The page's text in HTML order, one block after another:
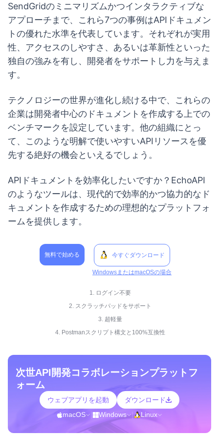
SendGridのミニマリズムかつインタラクティブな
アプローチまで、これら7つの事例はAPIドキュメン
トの優れた水準を代表しています。それぞれが実用
性、アクセスのしやすさ、あるいは革新性といった
独自の強みを有し、開発者をサポートし力を与えま
す。
テクノロジーの世界が進化し続ける中で、これらの
企業は開発者中心のドキュメントを作成する上での
ベンチマークを設定しています。他の組織にとっ
て、このような明解で使いやすいAPIリソースを優
先する絶好の機会といえるでしょう。
APIドキュメントを効率化したいですか？EchoAPI
のようなツールは、現代的で効率的かつ協力的なド
キュメントを作成するための理想的なプラットフォ
ームを提供します。
無料で始める 今すぐダウンロード
WindowsまたはmacOSの場合
1. ログイン不要
2. スクラッチパッドをサポート
3. 超軽量
4. Postmanスクリプト構文と100%互換性
次世API開発コラボレーションプラットフ
ォーム
ウェブアプリを起動
ダウンロード
macOS
Windows Linux